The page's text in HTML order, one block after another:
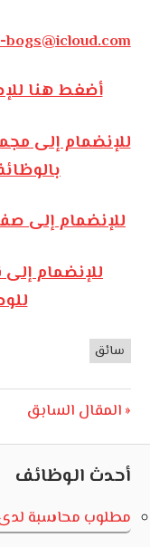
أضغط هنا
للإنضمام إلى
للإنضمام إلى
للإنضمام إلى
وظائف
سائق
تصفّح
المقالات
Previous
المقال السابق
أحدث الوظائف
مطلوب محاسبة